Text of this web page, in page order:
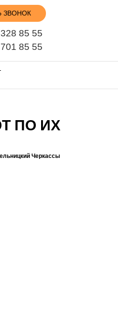
ЗВОНОК
85 55
85 55
ПО ИХ
Черкассы